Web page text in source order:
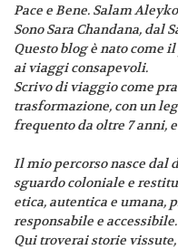
Pace e Bene. Salam
Sono Sara Chandana, dal
Questo blog è nato come
ai viaggi consapevoli.
Scrivo di viaggio come
trasformazione, con un
frequento da oltre 7 anni, e
Il mio percorso nasce dal
sguardo coloniale e
etica, autentica e umana,
responsabile e accessibile.
Qui troverai storie